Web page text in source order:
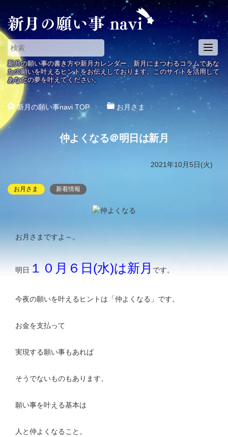
T
o
g
g
e
g
新月の願い事の書き方や新月カレンダー、新月にまつわるコラムであな
たの願いを叶えるヒントをお伝えしております。このサイトを活用して
あなたの夢を叶えてください。
新月の願い事navi TOP お月さま
仲よくなる＠明日は新月
2021年10月5日(火)
お月さま 新着情報
お月さまですよ～。
明日 １０月６日(水)は新月 です。
今夜の願いを叶えるヒントは「仲よくなる」です。
お金を支払って
実現する願い事もあれば
そうでないものもあります。
願い事を叶える基本は
人と仲よくなること。